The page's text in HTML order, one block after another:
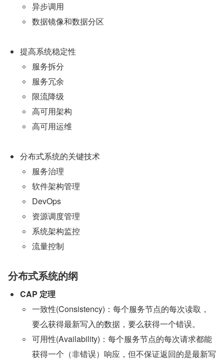
异步调用
数据镜像和数据分区
提高系统稳定性
服务拆分
服务冗余
限流降级
高可用架构
高可用运维
分布式系统的关键技术
服务治理
软件架构管理
DevOps
资源调度管理
系统架构监控
流量控制
分布式系统的纲
CAP 定理
一致性(Consistency)：每个服务节点的每次读取，
要么获得最新写入的数据，要么获得一个错误。
可用性(Availability)：每个服务节点的每次请求都能
获得一个（非错误）响应，但不保证返回的是最新写